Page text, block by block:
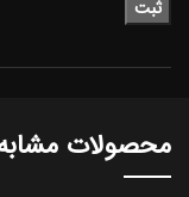
محصولات